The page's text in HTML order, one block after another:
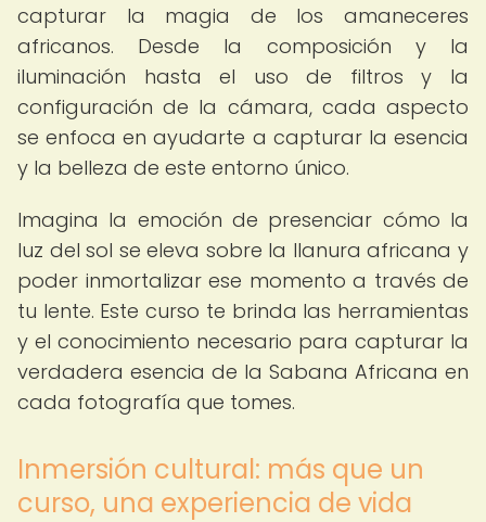
capturar la magia de los amaneceres
africanos. Desde la composición y la
iluminación hasta el uso de filtros y la
configuración de la cámara, cada aspecto
se enfoca en ayudarte a capturar la esencia
y la belleza de este entorno único.
Imagina la emoción de presenciar cómo la
luz del sol se eleva sobre la llanura africana y
poder inmortalizar ese momento a través de
tu lente. Este curso te brinda las herramientas
y el conocimiento necesario para capturar la
verdadera esencia de la Sabana Africana en
cada fotografía que tomes.
Inmersión cultural: más que un
curso, una experiencia de vida